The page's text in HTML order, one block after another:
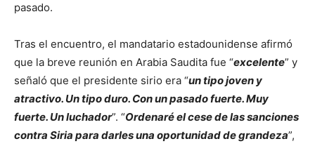
pasado.
Tras el encuentro, el mandatario estadounidense afirmó
que la breve reunión en Arabia Saudita fue “excelente” y
señaló que el presidente sirio era “un tipo joven y
atractivo. Un tipo duro. Con un pasado fuerte. Muy
fuerte. Un luchador”. “Ordenaré el cese de las sanciones
contra Siria para darles una oportunidad de grandeza”,